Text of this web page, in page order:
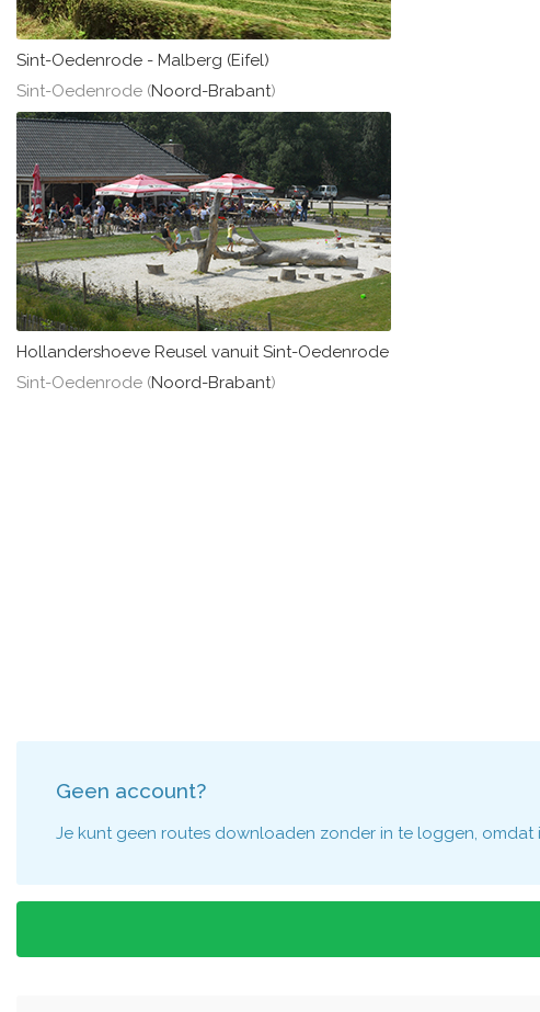
Sint-Oedenrode - Malberg (Eifel)
Sint-Oedenrode (Noord-Brabant)
Hollandershoeve Reusel vanuit Sint-Oedenrode
Sint-Oedenrode (Noord-Brabant)
Geen account?
Je kunt geen routes downloaden zonder in te loggen,